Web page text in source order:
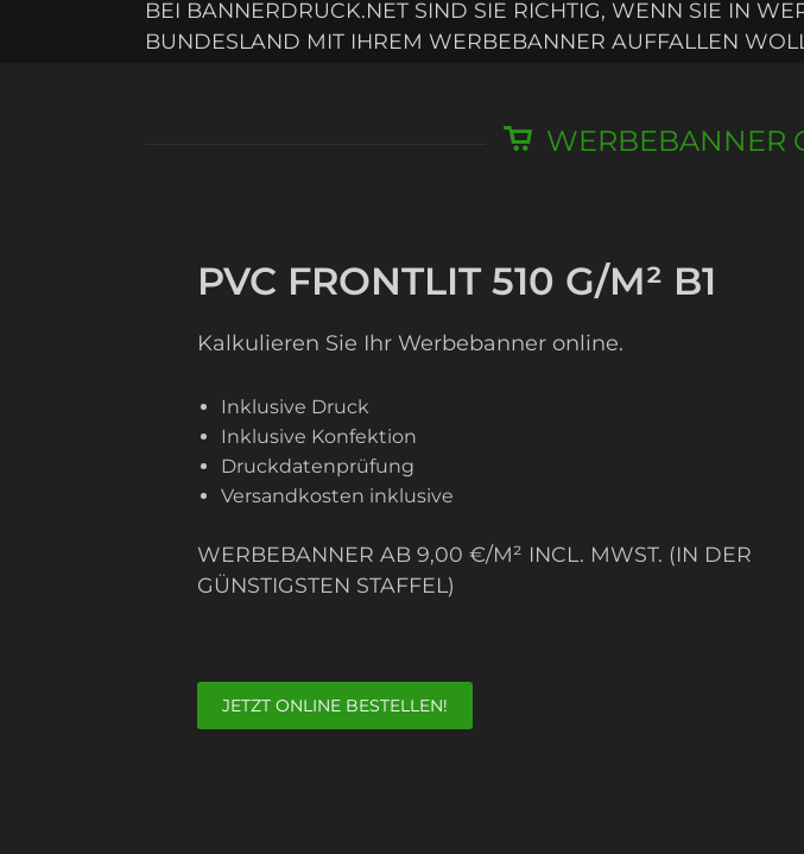
BEI BANNERDRUCK.NET SIND SIE RICHTIG, WENN SIE IN
BUNDESLAND MIT IHREM WERBEBANNER AUFFALLEN
WERBEBANNER
PVC FRONTLIT 510 G/M² B1
Kalkulieren Sie Ihr Werbebanner online.
Inklusive Druck
Inklusive Konfektion
Druckdatenprüfung
Versandkosten inklusive
WERBEBANNER AB 9,00 €/M² INCL. MWST. (IN DER
GÜNSTIGSTEN STAFFEL)
JETZT ONLINE BESTELLEN!